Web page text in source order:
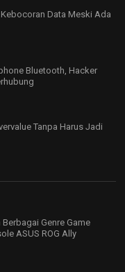
Data Meski Ada
Bluetooth, Hacker
Tanpa Harus Jadi
Genre Game
ASUS ROG Ally